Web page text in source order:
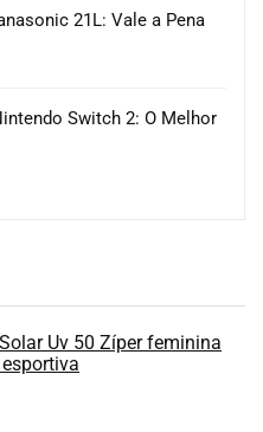
21L: Vale a Pena
Switch 2: O Melhor
Uv 50 Zíper feminina